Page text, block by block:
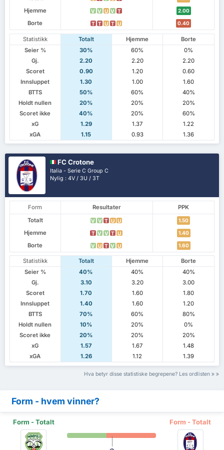
Hjemme V V U V T 2.00
Borte T T U T U 0.40
Statistikk Totalt Hjemme
Borte
Seier %
30% 60%
0%
Gj.
2.20 2.20
2.20
Scoret
0.90 1.20
0.60
Innsluppet
1.30 1.00
1.60
BTTS
50% 60%
40%
Holdt nullen
20% 20%
20%
Scoret ikke
40% 20%
60%
xG
1.29 1.37
1.22
xGA
1.15 0.93 1.36
FC Crotone
Italia - Serie C Group C
Nylig : 4V / 3U / 3T
Form Resultater
PPK
Totalt
V V T U U 1.50
Hjemme T V V T U 1.40
Borte V U T V U 1.60
Statistikk Totalt Hjemme
Borte
Seier %
40% 40%
40%
Gj.
3.10 3.20
3.00
Scoret
1.70 1.60
1.80
Innsluppet
1.40 1.60
1.20
BTTS
70% 60%
80%
Holdt nullen
10% 20%
0%
Scoret ikke
20% 20%
20%
xG
1.57 1.67
1.48
xGA
1.26 1.12 1.39
Hva betyr disse statistiske begrepene? Les ordlisten
Form - hvem vinner?
Form - Totalt Form - Totalt